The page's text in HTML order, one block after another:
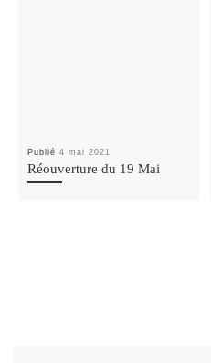
Publié4 mai 2021
Réouverture du 19 Mai